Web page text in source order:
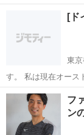
室✨ ①朝の部：10時～
ブエネルギーをポジ
[ド
東
す。 私は現在オー
持つクォーター…
東京 世田谷区
フ
ン